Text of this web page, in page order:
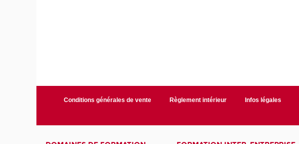
Conditions générales de vente Règlement intérieur Infos légales